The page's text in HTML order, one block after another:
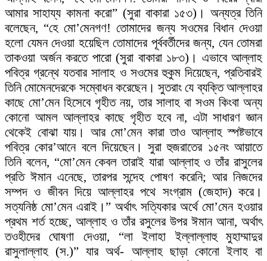
আমার সাহায্য কামনা করো” (সুরা বাকারা ১৫৩)। অন্যত্র তিনি
বলেছেন, “হে মো’মেনগণ! তোমাদের জন্য সওমের বিধান দেওয়া
হলো যেমন দেওয়া হয়েছিল তোমাদের পূর্ববর্তীদের জন্য, যেন তোমরা
তাকওয়া অর্জন করতে পারো (সুরা বাকারা ১৮৩)। এভাবে আল্লাহ
পবিত্র গ্রন্থে যতবার সালাহ ও সওমের হুকুম দিয়েছেন, প্রতিবারই
তিনি মোমেনদেরকে সম্বোধন করেছেন। সুতরাং যে ব্যক্তি আল্লাহর
কাছে মো’মেন হিসেবে গৃহীত নয়, তার সালাহ বা সওম কিংবা অন্য
কোনো আমল আল্লাহর কাছে গৃহীত হবে না, এটা সাধারণ জ্ঞান
থেকেই বোঝা যায়। আর মো’মেন কারা তাও আল্লাহ স্পষ্টভাবে
পবিত্র কোর’আনে বলে দিয়েছেন। সুরা হুজরাতের ১৫নং আয়াতে
তিনি বলেন, “মো’মেন কেবল তারাই যারা আল্লাহ ও তাঁর রাসুলের
প্রতি ঈমান এনেছে, তারপর সন্দেহ পোষণ করেনি; আর নিজদের
সম্পদ ও জীবন দিয়ে আল্লাহর পথে সংগ্রাম (জেহাদ) করে।
সত্যনিষ্ঠ মো’মেন এরাই।” অর্থাৎ সত্যিকার অর্থে মো’মেন হওয়ার
প্রথম শর্ত হচ্ছে, আল্লাহ ও তাঁর রসুলের উপর ঈমান আনা, অর্থাৎ
তওহীদের ঘোষণা দেওয়া, “লা ইলাহা ইল্লাল্লাহু মুহাম্মাদুর
রাসুলাল্লাহ (স.)” যার অর্থ- আল্লাহ ছাড়া কোনো ইলাহ বা